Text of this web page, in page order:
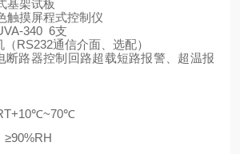
基架试板
触摸屏程式控制仪
340 6支
RS232通信介面、选配）
断路器控制回路超载短路报警、超温报
≥90%RH